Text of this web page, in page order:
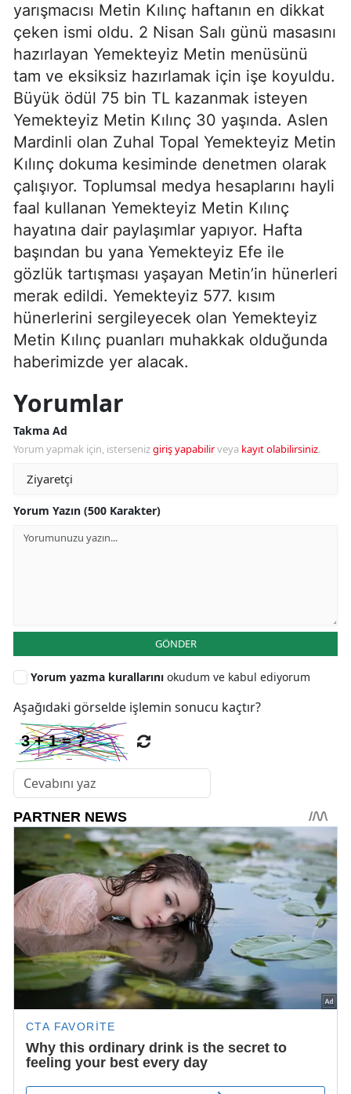
yarışmacısı Metin Kılınç haftanın en dikkat
çeken ismi oldu. 2 Nisan Salı günü masasını
hazırlayan Yemekteyiz Metin menüsünü
tam ve eksiksiz hazırlamak için işe koyuldu.
Büyük ödül 75 bin TL kazanmak isteyen
Yemekteyiz Metin Kılınç 30 yaşında. Aslen
Mardinli olan Zuhal Topal Yemekteyiz Metin
Kılınç dokuma kesiminde denetmen olarak
çalışıyor. Toplumsal medya hesaplarını hayli
faal kullanan Yemekteyiz Metin Kılınç
hayatına dair paylaşımlar yapıyor. Hafta
başından bu yana Yemekteyiz Efe ile
gözlük tartışması yaşayan Metin’in hünerleri
merak edildi. Yemekteyiz 577. kısım
hünerlerini sergileyecek olan Yemekteyiz
Metin Kılınç puanları muhakkak olduğunda
haberimizde yer alacak.
Yorumlar
Takma Ad
Yorum yapmak için, istersenizgiriş yapabilirveya kayıt olabilirsiniz.
Yorum Yazın (500 Karakter)
GÖNDER
Yorum yazma kurallarını okudum ve kabul ediyorum
Aşağıdaki görselde işlemin sonucu kaçtır?